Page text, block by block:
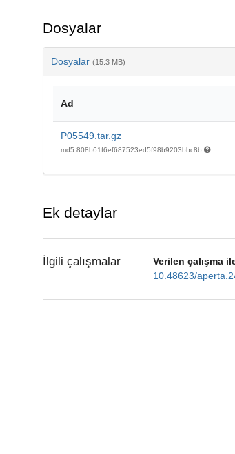
Dosyalar
Dosyalar (15.3 MB)
Ad
P05549.tar.gz
md5:808b61f6ef687523ed5f98b9203bbc8b
Ek detaylar
İlgili çalışmalar
Verilen çalışma
10.48623/